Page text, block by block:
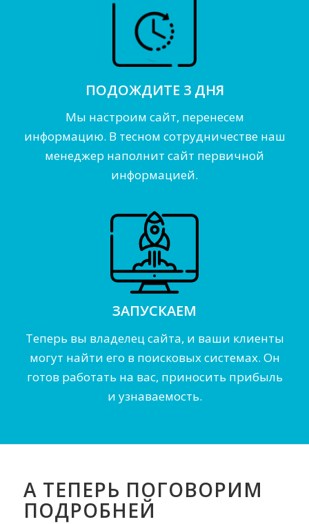
ПОДОЖДИТЕ 3 ДНЯ
Мы настроим сайт, перенесем
информацию. В тесном сотрудничестве наш
менеджер наполнит сайт первичной
информацией.
ЗАПУСКАЕМ
Теперь вы владелец сайта, и ваши клиенты
могут найти его в поисковых системах. Он
готов работать на вас, приносить прибыль
и узнаваемость.
А ТЕПЕРЬ ПОГОВОРИМ
ПОДРОБНЕЙ